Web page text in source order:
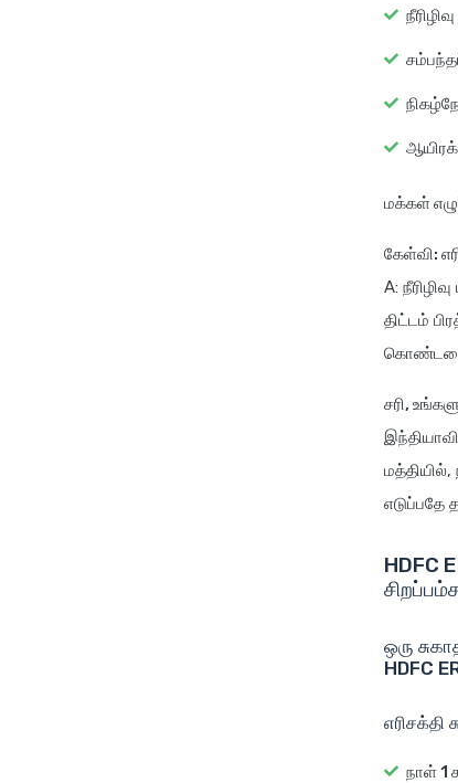
மக்கள்
கேள்வி:
A:
திட்டம்
சரி,
HDFC
ஒரு
HDFC
நாள் 1